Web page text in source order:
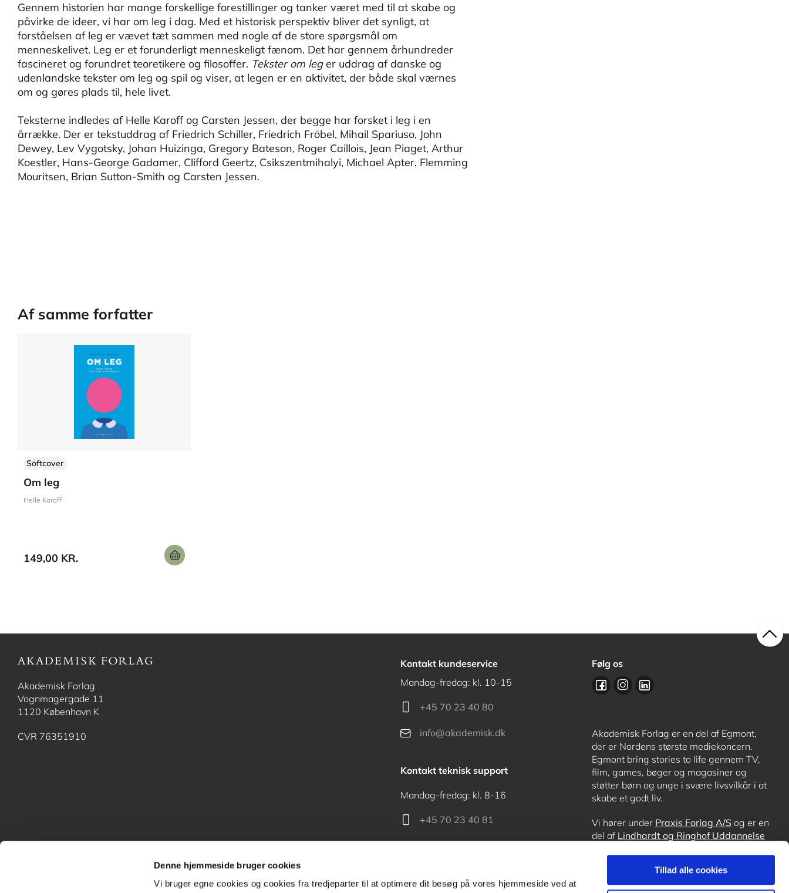
Denne hjemmeside bruger cookies
Vi bruger egne cookies og cookies fra tredjeparter til at optimere dit besøg på vores hjemmeside ved at
Tillad alle cookies
Gennem historien har mange forskellige forestillinger og tanker været med til at skabe og
påvirke de ideer, vi har om leg i dag. Med et historisk perspektiv bliver det synligt, at
forståelsen af leg er vævet tæt sammen med nogle af de store spørgsmål om
menneskelivet. Leg er et forunderligt menneskeligt fænom. Det har gennem århundreder
fascineret og forundret teoretikere og filosoffer. Tekster om leger uddrag af danske og
udenlandske tekster om leg og spil og viser, at legen er en aktivitet, der både skal værnes
om og gøres plads til, hele livet.
Teksterne indledes af Helle Karoff og Carsten Jessen, der begge har forsket i leg i en
årrække. Der er tekstuddrag af Friedrich Schiller, Friedrich Fröbel, Mihail Spariuso, John
Dewey, Lev Vygotsky, Johan Huizinga, Gregory Bateson, Roger Caillois, Jean Piaget, Arthur
Koestler, Hans-George Gadamer, Clifford Geertz, Csikszentmihalyi, Michael Apter, Flemming
Mouritsen, Brian Sutton-Smith og Carsten Jessen.
Af samme forfatter
Softcover
Om leg
Helle Karoff
149,00 KR.
Akademisk Forlag
Vognmagergade 11
1120 København K
CVR 76351910
Kontakt kundeservice
Mandag-fredag: kl. 10-15
+45 70 23 40 80
info@akademisk.dk
Kontakt teknisk support
Mandag-fredag: kl. 8-16
+45 70 23 40 81
Følg os
Akademisk Forlag er en del af Egmont,
der er Nordens største mediekoncern.
Egmont bring stories to life gennem TV,
film, games, bøger og magasiner og
støtter børn og unge i svære livsvilkår i at
skabe et godt liv.
Vi hører under Praxis Forlag A/S og er en
del af Lindhardt og Ringhof Uddannelse
OrdblindetræningogForstå.dk.